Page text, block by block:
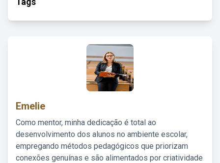
Emelie
Como mentor, minha dedicação é total ao
desenvolvimento dos alunos no ambiente escolar,
empregando métodos pedagógicos que priorizam
conexões genuínas e são alimentados por criatividade